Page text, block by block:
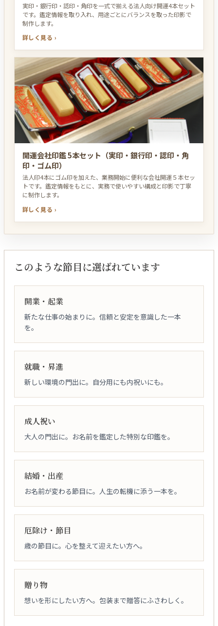
実印・銀行印・認印・角印を一式で揃える法人向け開運4本セット
です。鑑定情報を取り入れ、用途ごとにバランスを取った印影で
制作します。
詳しく見る ›
開運会社印鑑 5本セット（実印・銀行印・認印・角
印・ゴム印）
法人印4本にゴム印を加えた、業務開始に便利な会社開運５本セッ
トです。鑑定情報をもとに、実務で使いやすい構成と印影で丁寧
に制作します。
詳しく見る ›
このような節目に選ばれています
開業・起業
新たな仕事の始まりに。信頼と安定を意識した一本
を。
就職・昇進
新しい環境の門出に。自分用にも内祝いにも。
成人祝い
大人の門出に。お名前を鑑定した特別な印鑑を。
結婚・出産
お名前が変わる節目に。人生の転機に添う一本を。
厄除け・節目
歳の節目に。心を整えて迎えたい方へ。
贈り物
想いを形にしたい方へ。包装まで贈答にふさわしく。